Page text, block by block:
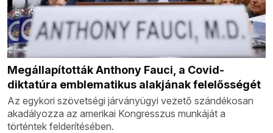
Megállapították Anthony Fauci, a Covid-
diktatúra emblematikus alakjának felelősségét
Az egykori szövetségi járványügyi vezető szándékosan
akadályozza az amerikai Kongresszus munkáját a
történtek felderítésében.